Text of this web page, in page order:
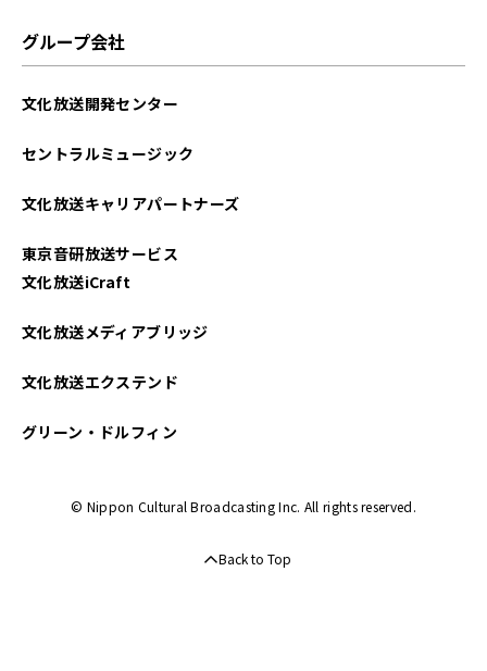
2024年11月
2024年06月
2024年05月
2024年04月
グループ会社
文化放送開発センター
セントラルミュージック
文化放送キャリアパートナーズ
東京音研放送サービス
文化放送iCraft
文化放送メディアブリッジ
文化放送エクステンド
グリーン・ドルフィン
© Nippon Cultural Broadcasting Inc. All rights reserved.
Back to Top